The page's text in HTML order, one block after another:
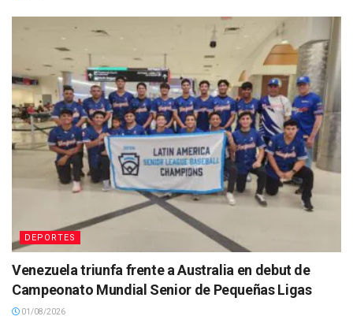
DEPORTES
Venezuela triunfa frente a Australia en debut de
Campeonato Mundial Senior de Pequeñas Ligas
01/08/2026